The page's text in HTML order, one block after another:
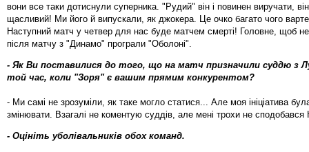
вони все таки дотиснули суперника. "Рудий" він і повинен виручати,
щасливий! Ми його й випускали, як джокера. Це очко багато чого
Наступний матч у четвер для нас буде матчем смерті! Головне, щоб
після матчу з "Динамо" програли "Оболоні".
- Як Ви поставилися до того, що на матч призначили суддю з
той час, коли "Зоря" є вашим прямим конкурентом?
- Ми самі не зрозуміли, як таке могло статися... Але моя ініціатива
змінювати. Взагалі не коментую суддів, але мені трохи не сподобався
- Оцініть уболівальників обох команд.